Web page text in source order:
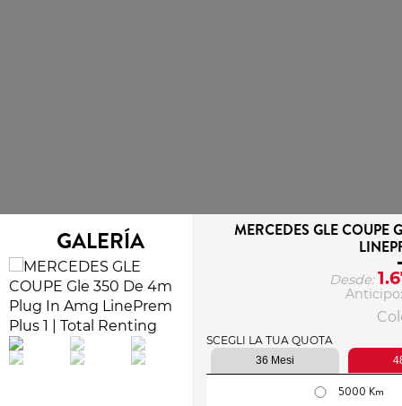
GALERÍA
MERCEDES GLE COUPE
Desde:
SCEGLI LA TUA QUOTA
36 Mesi
5000 Km